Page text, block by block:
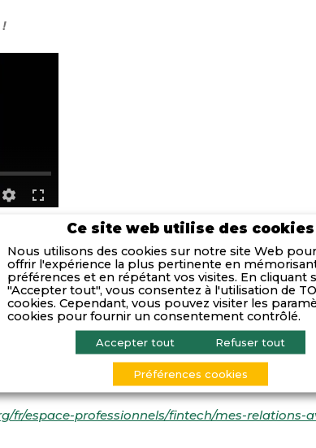
le 21 octobre 2022 lors de laseconde édition
:
fr/espace-professionnels/fintech/mes-
fr/espace-professionnels/fintech/mes-relations-
Ce site web utilise des cookies
Nous utilisons des cookies sur notre site Web
offrir l'expérience la plus pertinente en
préférences et en répétant vos visites. En cliquant
"Accepter tout", vous consentez à l'utilisation de
cookies. Cependant, vous pouvez visiter les
cookies pour fournir un consentement contrôlé.
Accepter tout Refuser tout
Préférences cookies